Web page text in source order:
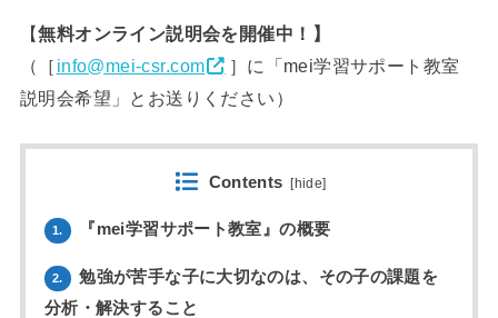
【無料オンライン説明会を開催中！】
（［ info@mei-csr.com
］に「mei学習サポート教室
説明会希望」とお送りください）
Contents [hide]
1. 『mei学習サポート教室』の概要
2.
勉強が苦手な子に大切なのは、その子の課題を
分析・解決すること